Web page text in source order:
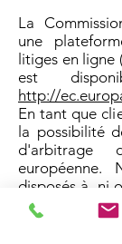
La
une
litiges en
est
http://
En tant que
la possibilité
d'arbitrage
européenne.
disposés à, ni
une
litiges devant